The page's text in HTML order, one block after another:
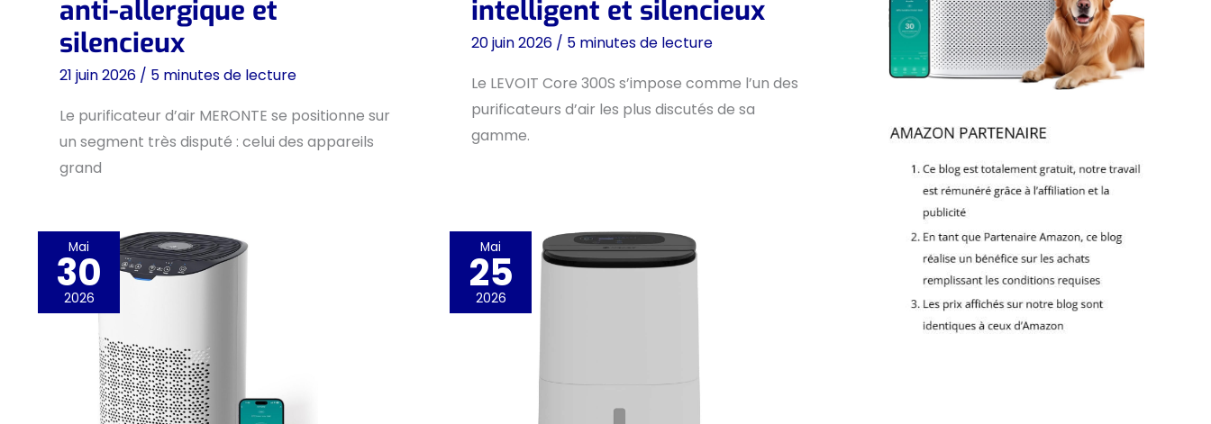
anti-allergique et
silencieux
21 juin 2026 / 5 minutes de lecture
Le purificateur d’air MERONTE se positionne sur
un segment très disputé : celui des appareils
grand
intelligent et silencieux
20 juin 2026 / 5 minutes de lecture
Le LEVOIT Core 300S s’impose comme l’un des
purificateurs d’air les plus discutés de sa
gamme.
Mai
30
2026
Mai
25
2026